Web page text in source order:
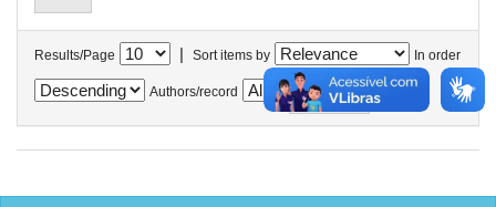
Results/Page | Sort items by In order
Authors/record